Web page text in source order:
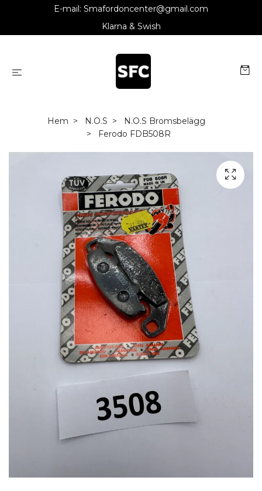
E-mail: Smafordoncenter@gmail.com
Klarna & Swish
Hem N.O.S
N.O.S Bromsbelägg
Ferodo FDB508R